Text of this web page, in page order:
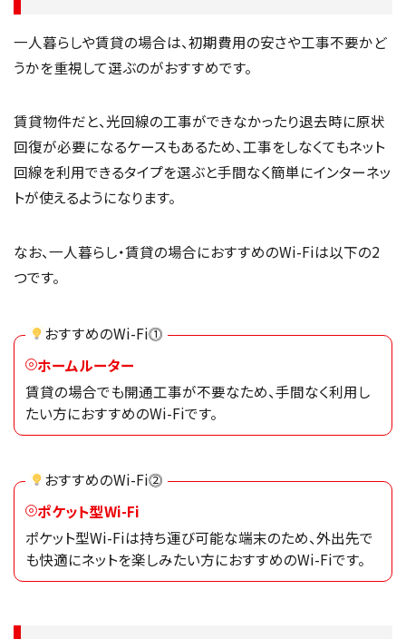
一人暮らしや賃貸の場合は、初期費用の安さや工事不要かど
うかを重視して選ぶのがおすすめです。
賃貸物件だと、光回線の工事ができなかったり退去時に原状
回復が必要になるケースもあるため、工事をしなくてもネット
回線を利用できるタイプを選ぶと手間なく簡単にインターネッ
トが使えるようになります。
なお、一人暮らし・賃貸の場合におすすめのWi-Fiは以下の2
つです。
おすすめのWi-Fi⓵
ホームルーター
賃貸の場合でも開通工事が不要なため、手間なく利用し
たい方におすすめのWi-Fiです。
おすすめのWi-Fi⓶
ポケット型Wi-Fi
ポケット型Wi-Fiは持ち運び可能な端末のため、外出先で
も快適にネットを楽しみたい方におすすめのWi-Fiです。